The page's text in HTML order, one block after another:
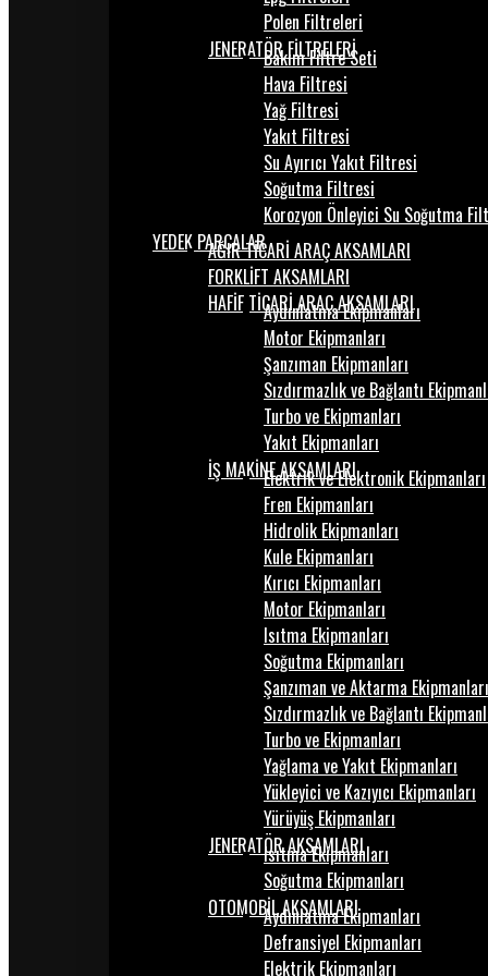
Polen Filtreleri
JENERATÖR FİLTRELERİ
Bakım Filtre Seti
Hava Filtresi
Yağ Filtresi
Yakıt Filtresi
Su Ayırıcı Yakıt Filtresi
Soğutma Filtresi
Korozyon Önleyici Su Soğutma
YEDEK PARÇALARAĞIR TİCARİ ARAÇ AKSAMLARI
FORKLİFT AKSAMLARI
HAFİF TİCARİ ARAÇ AKSAMLARI
Aydınlatma Ekipmanları
Motor Ekipmanları
Şanzıman Ekipmanları
Sızdırmazlık ve Bağlantı
Turbo ve Ekipmanları
Yakıt Ekipmanları
İŞ MAKİNE AKSAMLARI
Elektrik ve Elektronik Ekipmanları
Fren Ekipmanları
Hidrolik Ekipmanları
Kule Ekipmanları
Kırıcı Ekipmanları
Motor Ekipmanları
Isıtma Ekipmanları
Soğutma Ekipmanları
Şanzıman ve Aktarma Ekipmanları
Sızdırmazlık ve Bağlantı
Turbo ve Ekipmanları
Yağlama ve Yakıt Ekipmanları
Yükleyici ve Kazıyıcı Ekipmanları
Yürüyüş Ekipmanları
JENERATÖR AKSAMLARI
Isıtma Ekipmanları
Soğutma Ekipmanları
OTOMOBİL AKSAMLARI
Aydınlatma Ekipmanları
Defransiyel Ekipmanları
Elektrik Ekipmanları